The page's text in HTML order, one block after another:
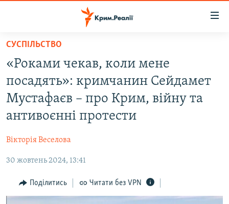
Перейти
основного
матеріалу
Перейти
до
основної
Перейти
до
ВІДЕО ТА ФОТО
ПОГЛЯД
ІНТЕРВ'Ю
ВСЕ ЗА ДЕНЬ
СПЕЦПРОЕКТИ
СУСПІЛЬСТВО
«Роками чекав, коли мене
посадять»: кримчанин Сейдамет
Мустафаєв – про Крим, війну та
антивоєнні протести
Вікторія Веселова
30 жовтень 2024, 13:41
Поділитись Читати без VPN